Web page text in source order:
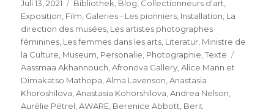
Veröffentlicht
am
Juli 13, 2021 Kategorien
Bibliothek, Blog, Collectionneurs d'art,
Exposition, Film, Galeries - Les pionniers, Installation, La
direction des musées, Les artistes photographes
féminines, Les femmes dans les arts, Literatur, Ministre de
la Culture, Museum, Personalie, Photographie,Texte
Aassmaa Akhannouch,Afronova Gallery,Alice Mann et
Dimakatso Mathopa,Alma Lavenson,Anastasia
Khoroshilova,Anastasia Kohorshilova,Andrea Nelson,
Aurélie Pétrel,AWARE, Berenice Abbott, Berit